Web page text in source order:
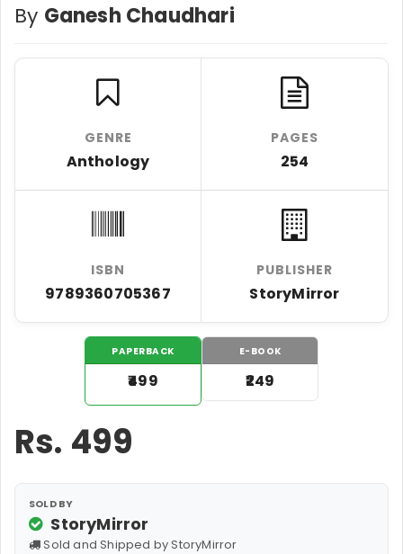
By Ganesh Chaudhari
GENRE
Anthology
PAGES
254
ISBN
9789360705367
PUBLISHER
StoryMirror
PAPERBACK
₹499
E-BOOK
₹249
Rs. 499
SOLD BY
StoryMirror
Sold and Shipped by StoryMirror